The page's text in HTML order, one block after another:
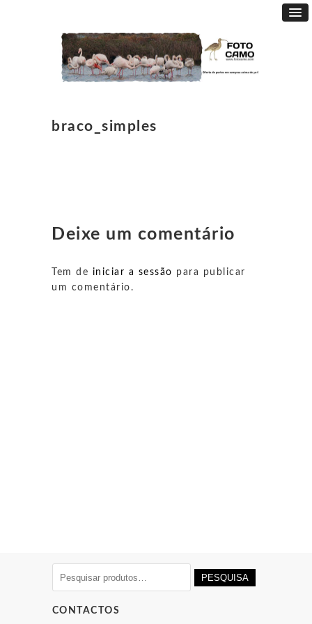
braco_simples
Deixe um comentário
Tem de iniciar a sessão para publicar
um comentário.
por:
PESQUISA
CONTACTOS